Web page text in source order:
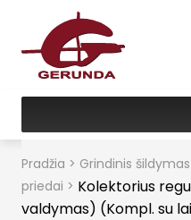
Pradžia > Grindinis šildymas
priedai > Kolektorius
valdymas) (Kompl. su